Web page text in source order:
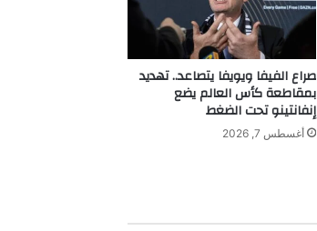
صراع الفيفا ويويفا يتصاعد.. تهديد
بمقاطعة كأس العالم يضع
إنفانتينو تحت الضغط
أغسطس 7, 2026